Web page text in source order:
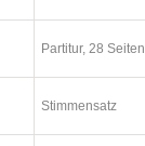
Partitur, 28 Seiten
Stimmensatz